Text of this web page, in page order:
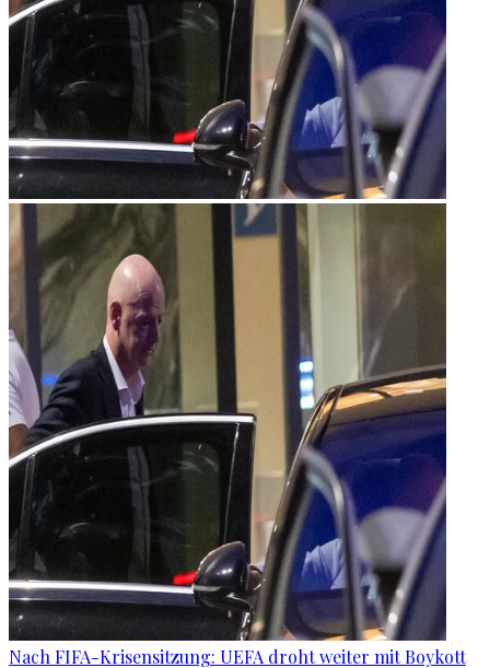
Nach FIFA-Krisensitzung: UEFA droht weiter mit Boykott